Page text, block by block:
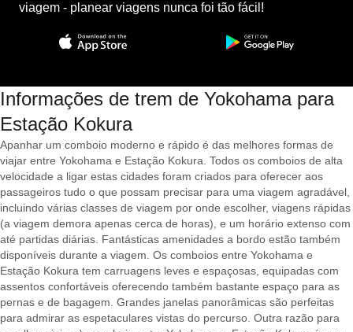
viagem - planear viagens nunca foi tão fácil!
Informações de trem de Yokohama para
Estação Kokura
Apanhar um comboio moderno e rápido é das melhores formas de
viajar entre Yokohama e Estação Kokura. Todos os comboios de alta
velocidade a ligar estas cidades foram criados para oferecer aos
passageiros tudo o que possam precisar para uma viagem agradável,
incluindo várias classes de viagem por onde escolher, viagens rápidas
(a viagem demora apenas cerca de horas), e um horário extenso com
até partidas diárias. Fantásticas amenidades a bordo estão também
disponíveis durante a viagem. Os comboios entre Yokohama e
Estação Kokura tem carruagens leves e espaçosas, equipadas com
assentos confortáveis oferecendo também bastante espaço para as
pernas e de bagagem. Grandes janelas panorâmicas são perfeitas
para admirar as espetaculares vistas do percurso. Outra razão para